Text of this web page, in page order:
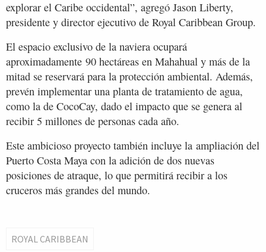
explorar el Caribe occidental”, agregó Jason Liberty,
presidente y director ejecutivo de Royal Caribbean Group.
El espacio exclusivo de la naviera ocupará
aproximadamente 90 hectáreas en Mahahual y más de la
mitad se reservará para la protección ambiental. Además,
prevén implementar una planta de tratamiento de agua,
como la de CocoCay, dado el impacto que se genera al
recibir 5 millones de personas cada año.
Este ambicioso proyecto también incluye la ampliación del
Puerto Costa Maya con la adición de dos nuevas
posiciones de atraque, lo que permitirá recibir a los
cruceros más grandes del mundo.
ROYAL CARIBBEAN